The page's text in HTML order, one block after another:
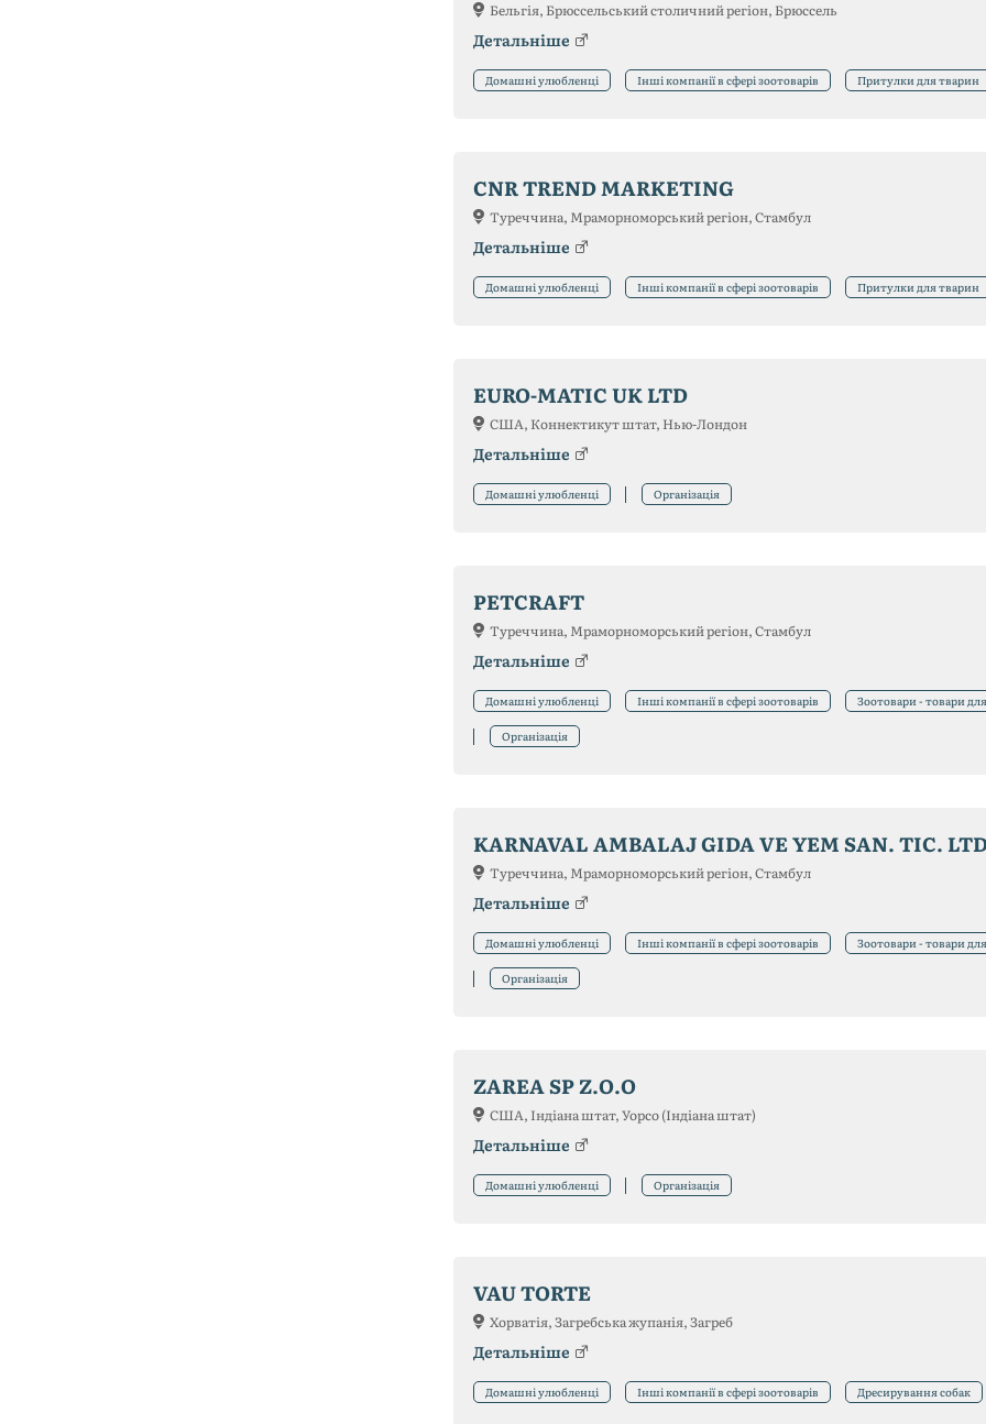
Бельгія, Брюссельський столичний регіон, Брюссель
Детальніше
Домашні улюбленці Інші компанії в сфері зоотоварів Притулки для тварин
CNR TREND MARKETING
Туреччина, Мраморноморський регіон, Стамбул
Детальніше
Домашні улюбленці Інші компанії в сфері зоотоварів Притулки для тварин
EURO-MATIC UK LTD
США, Коннектикут штат, Нью-Лондон
Детальніше
Домашні улюбленці Організація
PETCRAFT
Туреччина, Мраморноморський регіон, Стамбул
Детальніше
Домашні улюбленці Інші компанії в сфері зоотоварів Зоотовари - товари
Організація
KARNAVAL AMBALAJ GIDA VE YEM SAN. TIC.
Туреччина, Мраморноморський регіон, Стамбул
Детальніше
Домашні улюбленці Інші компанії в сфері зоотоварів Зоотовари - товари
Організація
ZAREA SP Z.O.O
США, Індіана штат, Уорсо (Індіана штат)
Детальніше
Домашні улюбленці Організація
VAU TORTE
Хорватія, Загребська жупанія, Загреб
Детальніше
Домашні улюбленці Інші компанії в сфері зоотоварів Дресирування собак